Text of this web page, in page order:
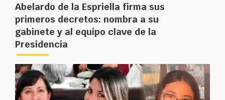
Abelardo de la Espriella firma sus
primeros decretos: nombra a su
gabinete y al equipo clave de la
Presidencia